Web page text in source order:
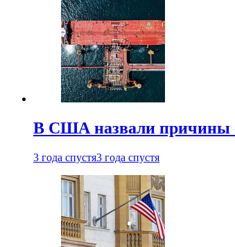
В США назвали причины
3 года спустя3 года спустя